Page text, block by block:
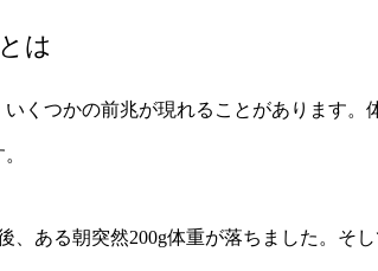
は
くつかの前兆が現れることがあります
、ある朝突然200g体重が落ちました。そ